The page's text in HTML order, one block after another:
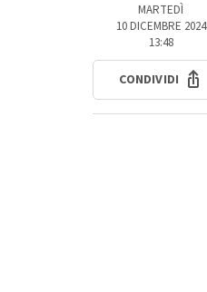
MARTEDÌ
10 DICEMBRE 2024
13:48
CONDIVIDI